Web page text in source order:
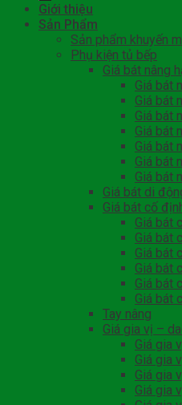
Giới thiệu
Sản Phẩm
Sản phẩm khuyến
Phụ kiện tủ bếp
Giá bát nâng
Giá bát
Giá bát
Giá bát
Giá bát
Giá bát
Giá bát
Giá bát
Giá bát di
Giá bát cố
Giá bát
Giá bát
Giá bát
Giá bát
Giá bát
Giá bát
Tay nâng
Giá gia vị –
Giá gia
Giá gia
Giá gia
Giá gia